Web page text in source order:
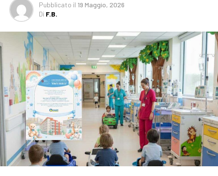
Pubblicato il 19 Maggio, 2026
Di F.B.